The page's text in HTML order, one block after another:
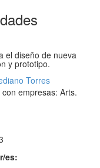
el diseño de nueva
y prototipo.
Torres
empresas: Arts.
es: